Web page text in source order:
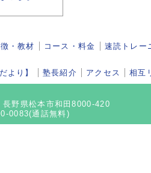
・教材 コース・料金
速読トレー
より】
塾長紹介 アクセス 相互
野県松本市和田8000-420
0083(通話無料)